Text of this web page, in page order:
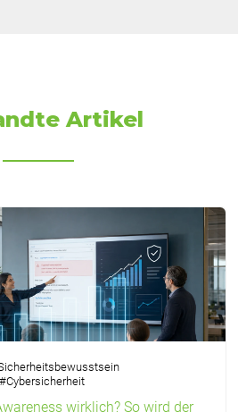
Artikel
#Cybersicherheit
wirklich? So wird der